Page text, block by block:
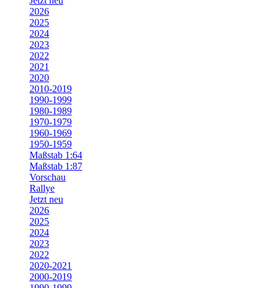
2026
2025
2024
2023
2022
2021
2020
2010-2019
1990-1999
1980-1989
1970-1979
1960-1969
1950-1959
Maßstab 1:64
Maßstab 1:87
Vorschau
Rallye
Jetzt neu
2026
2025
2024
2023
2022
2020-2021
2000-2019